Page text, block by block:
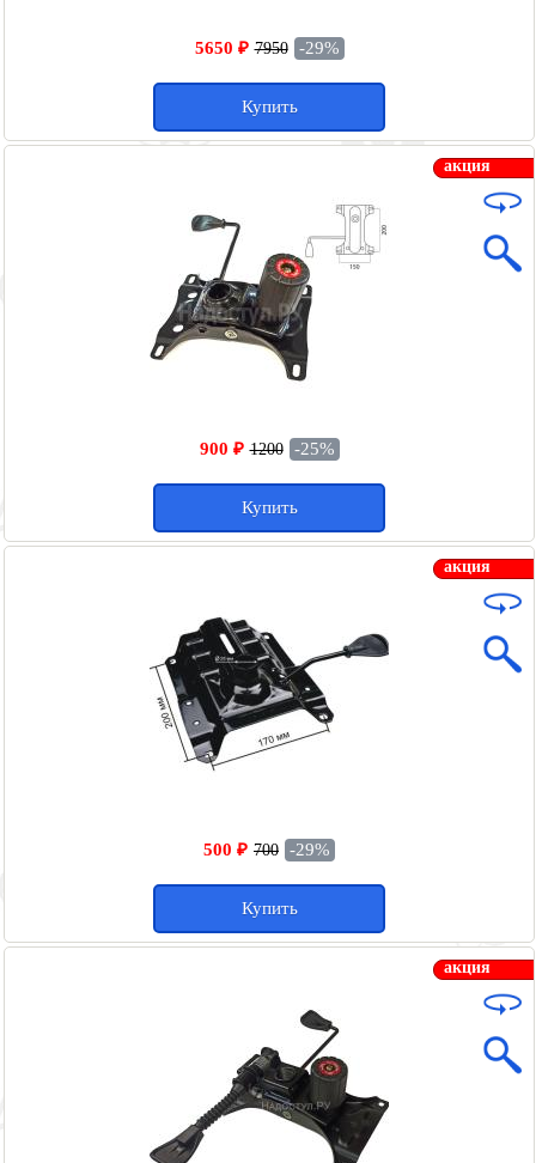
5650 ₽ 7950 -29%
Купить
900 ₽ 1200 -25%
акция
Купить
500 ₽ 700 -29%
акция
Купить
акция